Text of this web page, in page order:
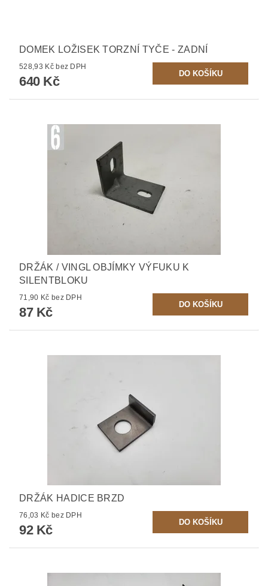
DOMEK LOŽISEK TORZNÍ TYČE - ZADNÍ
528,93 Kč bez DPH
640 Kč
DRŽÁK / VINGL OBJÍMKY VÝFUKU K
SILENTBLOKU
71,90 Kč bez DPH
87 Kč
DRŽÁK HADICE BRZD
76,03 Kč bez DPH
92 Kč